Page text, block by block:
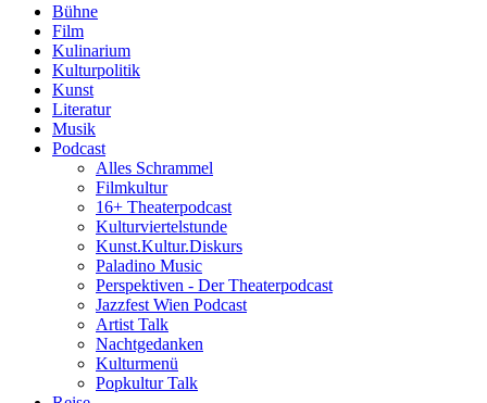
Bühne
Film
Kulinarium
Kulturpolitik
Kunst
Literatur
Musik
Podcast
Alles Schrammel
Filmkultur
16+ Theaterpodcast
Kulturviertelstunde
Kunst.Kultur.Diskurs
Paladino Music
Perspektiven - Der Theaterpodcast
Jazzfest Wien Podcast
Artist Talk
Nachtgedanken
Kulturmenü
Popkultur Talk